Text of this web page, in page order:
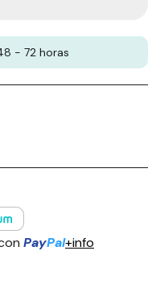
- 72 horas
incluidos en tu lista
PayPal+info